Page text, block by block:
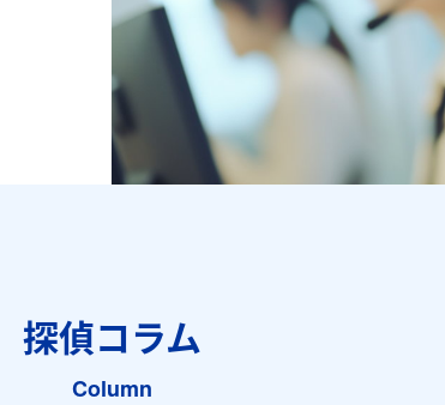
探偵コラム
Column